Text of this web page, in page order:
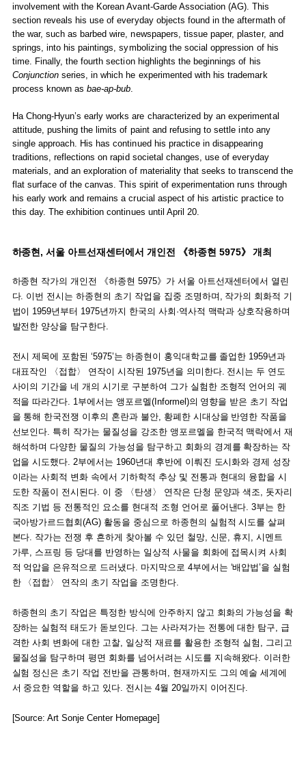
involvement with the Korean Avant-Garde Association (AG). This
section reveals his use of everyday objects found in the aftermath of
the war, such as barbed wire, newspapers, tissue paper, plaster, and
springs, into his paintings, symbolizing the social oppression of his
time. Finally, the fourth section highlights the beginnings of his
Conjunction series, in which he experimented with his trademark
process known asbae-ap-bub
Ha Chong-Hyun’s early works are characterized by an experimental
attitude, pushing the limits of paint and refusing to settle into any
single approach. His has continued his practice in disappearing
traditions, reflections on rapid societal changes, use of everyday
materials, and an exploration of materiality that seeks to transcend the
flat surface of the canvas. This spirit of experimentation runs through
his early work and remains a crucial aspect of his artistic practice to
this day. The exhibition continues until April 20.
하종현, 서울 아트선재센터에서 개인전 《하종현 5975》 개최
하종현 작가의 개인전 《하종현 5975》가 서울 아트선재센터에서 열린
다. 이번 전시는 하종현의 초기 작업을 집중 조명하며, 작가의 회화적 기
법이 1959년부터 1975년까지 한국의 사회·역사적 맥락과 상호작용하며
발전한 양상을 탐구한다.
전시 제목에 포함된 ‘5975’는 하종현이 홍익대학교를 졸업한 1959년과
대표작인 〈접합〉 연작이 시작된 1975년을 의미한다. 전시는 두 연도
사이의 기간을 네 개의 시기로 구분하여 그가 실험한 조형적 언어의 궤
적을 따라간다. 1부에서는 앵포르멜(Informel)의 영향을 받은 초기 작업
을 통해 한국전쟁 이후의 혼란과 불안, 황폐한 시대상을 반영한 작품을
선보인다. 특히 작가는 물질성을 강조한 앵포르멜을 한국적 맥락에서 재
해석하며 다양한 물질의 가능성을 탐구하고 회화의 경계를 확장하는 작
업을 시도했다. 2부에서는 1960년대 후반에 이뤄진 도시화와 경제 성장
이라는 사회적 변화 속에서 기하학적 추상 및 전통과 현대의 융합을 시
도한 작품이 전시된다. 이 중 〈탄생〉 연작은 단청 문양과 색조, 돗자리
직조 기법 등 전통적인 요소를 현대적 조형 언어로 풀어낸다. 3부는 한
국아방가르드협회(AG) 활동을 중심으로 하종현의 실험적 시도를 살펴
본다. 작가는 전쟁 후 흔하게 찾아볼 수 있던 철망, 신문, 휴지, 시멘트
가루, 스프링 등 당대를 반영하는 일상적 사물을 회화에 접목시켜 사회
적 억압을 은유적으로 드러냈다. 마지막으로 4부에서는 ‘배압법’을 실험
한 〈접합〉 연작의 초기 작업을 조명한다.
하종현의 초기 작업은 특정한 방식에 안주하지 않고 회화의 가능성을 확
장하는 실험적 태도가 돋보인다. 그는 사라져가는 전통에 대한 탐구, 급
격한 사회 변화에 대한 고찰, 일상적 재료를 활용한 조형적 실험, 그리고
물질성을 탐구하며 평면 회화를 넘어서려는 시도를 지속해왔다. 이러한
실험 정신은 초기 작업 전반을 관통하며, 현재까지도 그의 예술 세계에
서 중요한 역할을 하고 있다. 전시는 4월 20일까지 이어진다.
[Source: Art Sonje Center Homepage]